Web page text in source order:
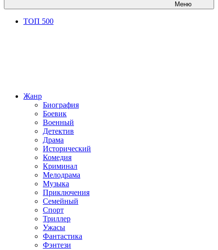
Меню
ТОП 500
Жанр
Биография
Боевик
Военный
Детектив
Драма
Исторический
Комедия
Криминал
Мелодрама
Музыка
Приключения
Семейный
Спорт
Триллер
Ужасы
Фантастика
Фэнтези